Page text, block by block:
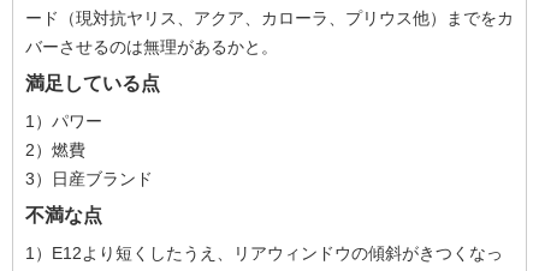
ード（現対抗ヤリス、アクア、カローラ、プリウス他）までをカ
バーさせるのは無理があるかと。
満足している点
1）パワー
2）燃費
3）日産ブランド
不満な点
1）E12より短くしたうえ、リアウィンドウの傾斜がきつくなっ